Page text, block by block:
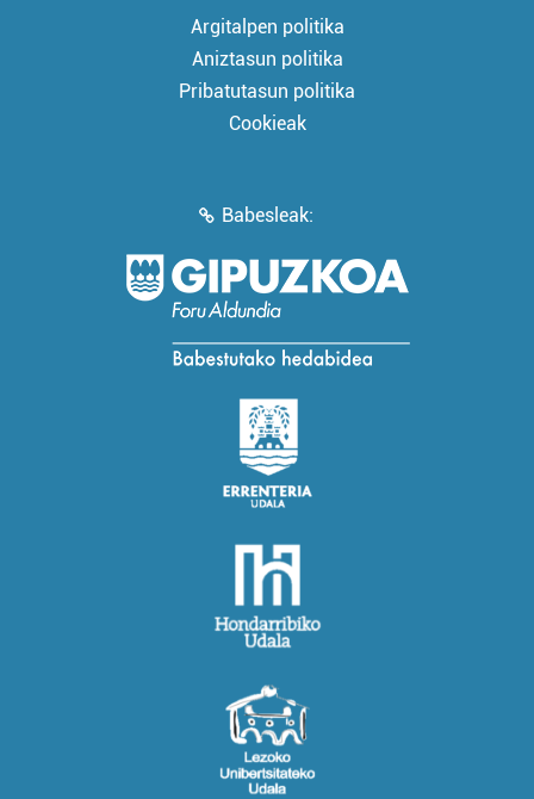
Argitalpen politika
Aniztasun politika
Pribatutasun politika
Cookieak
Babesleak: